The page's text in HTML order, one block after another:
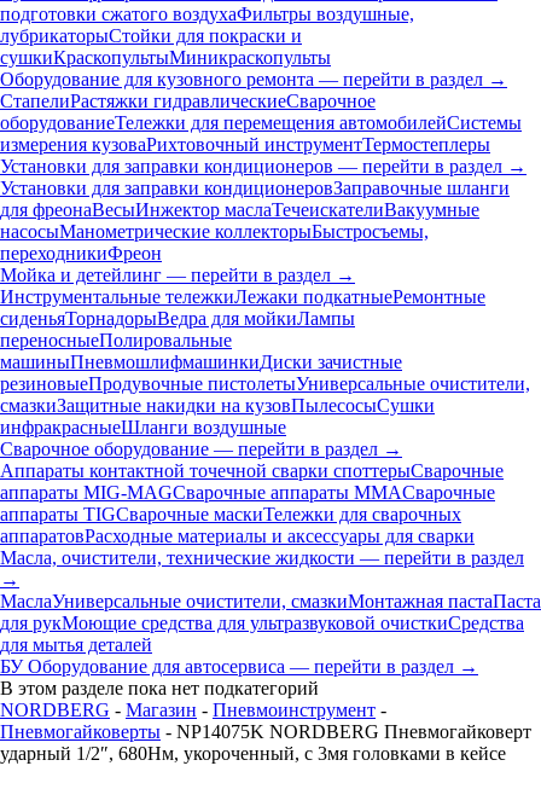
подготовки сжатого воздухаФильтры воздушные,
лубрикаторыСтойки для покраски и
сушкиКраскопультыМиникраскопульты
Оборудование для кузовного ремонта — перейти в раздел →
СтапелиРастяжки гидравлическиеСварочное
оборудованиеТележки для перемещения автомобилейСистемы
измерения кузоваРихтовочный инструментТермостеплеры
Установки для заправки кондиционеров — перейти в раздел →
Установки для заправки кондиционеровЗаправочные шланги
для фреонаВесыИнжектор маслаТечеискателиВакуумные
насосыМанометрические коллекторыБыстросъемы,
переходникиФреон
Мойка и детейлинг — перейти в раздел →
Инструментальные тележкиЛежаки подкатныеРемонтные
сиденьяТорнадорыВедра для мойкиЛампы
переносныеПолировальные
машиныПневмошлифмашинкиДиски зачистные
резиновыеПродувочные пистолетыУниверсальные очистители,
смазкиЗащитные накидки на кузовПылесосыСушки
инфракрасныеШланги воздушные
Сварочное оборудование — перейти в раздел →
Аппараты контактной точечной сварки cпоттерыСварочные
аппараты MIG-MAGСварочные аппараты MMAСварочные
аппараты TIGСварочные маскиТележки для сварочных
аппаратовРасходные материалы и аксессуары для сварки
Масла, очистители, технические жидкости — перейти в раздел
→
МаслаУниверсальные очистители, смазкиМонтажная пастаПаста
для рукМоющие средства для ультразвуковой очисткиСредства
для мытья деталей
БУ Оборудование для автосервиса — перейти в раздел →
В этом разделе пока нет подкатегорий
NORDBERG - Магазин - Пневмоинструмент -
Пневмогайковерты - NP14075K NORDBERG Пневмогайковерт
ударный 1/2″, 680Нм, укороченный, с 3мя головками в кейсе